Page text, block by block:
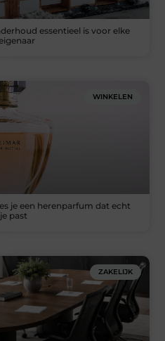
essentieel is voor elke
WINKELEN
je een herenparfum dat echt
past
ZAKELIJK